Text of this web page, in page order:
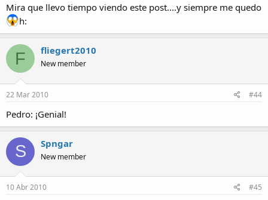
Mira que llevo tiempo viendo este post....y siempre me quedo
h:
F fliegert2010
New member
22 Mar 2010 #44
Pedro: ¡Genial!
S Spngar
New member
10 Abr 2010 #45